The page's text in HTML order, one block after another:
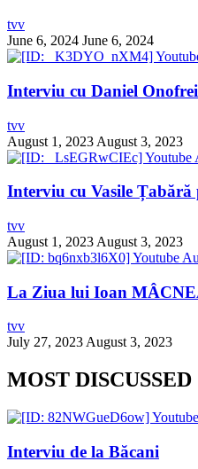
tvv
June 6, 2024 June 6, 2024
Interviu cu Daniel
tvv
August 1, 2023 August 3, 2023
Interviu cu Vasile
tvv
August 1, 2023 August 3, 2023
La Ziua lui Ioan
tvv
July 27, 2023August 3, 2023
MOST DISCUSSED
Interviu de la Băcani